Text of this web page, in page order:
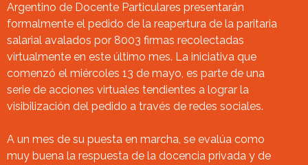
Argentino de Docente Particulares presentarán
formalmente el pedido de la reapertura de la paritaria
salarial avalados por 8003 firmas recolectadas
virtualmente en este último mes. La iniciativa que
comenzó el miércoles 13 de mayo, es parte de una
serie de acciones virtuales tendientes a lograr la
visibilización del pedido a través de redes sociales.
A un mes de su puesta en marcha, se evalúa como
muy buena la respuesta de la docencia privada y de